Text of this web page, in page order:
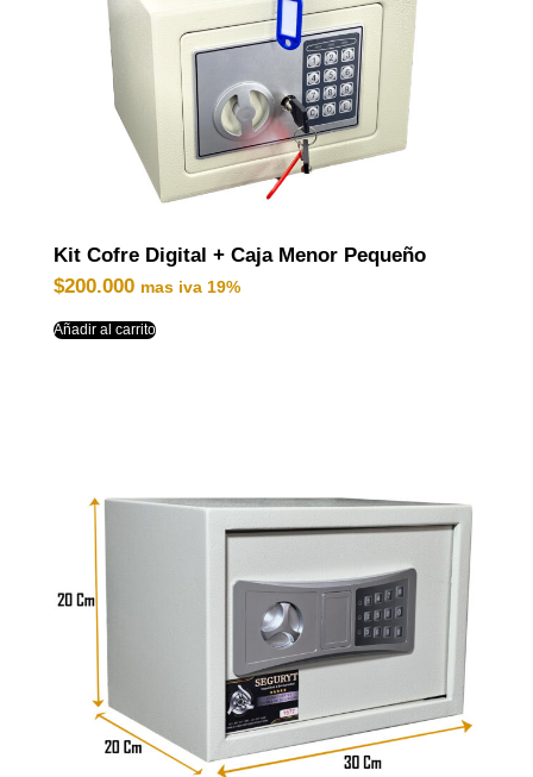
Kit Cofre Digital + Caja Menor Pequeño
$200.000 mas iva 19%
Añadir al carrito